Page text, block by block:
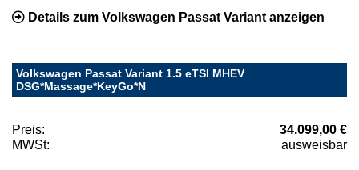
Details zum Volkswagen Passat Variant anzeigen
Volkswagen Passat Variant 1.5 eTSI MHEV
DSG*Massage*KeyGo*N
Preis:
34.099,00 €
MWSt:
ausweisbar